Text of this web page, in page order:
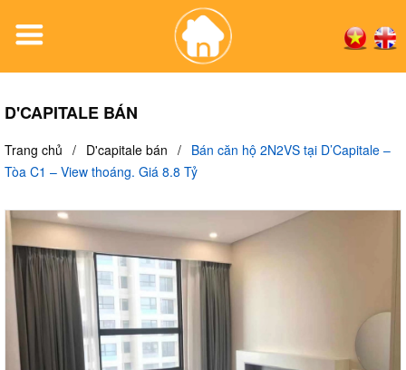
D'CAPITALE BÁN
Trang chủ / D'capitale bán / Bán căn hộ 2N2VS tại D’Capitale –
Tòa C1 – View thoáng. Giá 8.8 Tỷ